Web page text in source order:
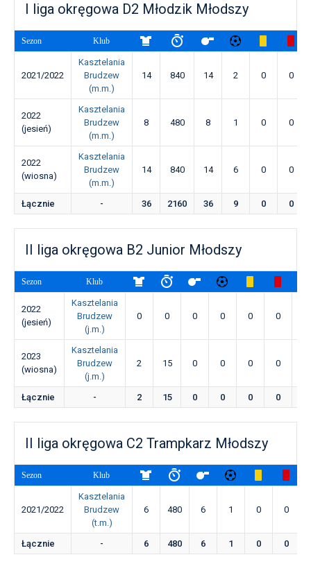
I liga okręgowa D2 Młodzik Młodszy
Sezon Klub
2021/2022
Kasztelania
Brudzew
(m.m.)
14 840 14 2 0 0
2022
(jesień)
Kasztelania
Brudzew
(m.m.)
8 480 8 1 0 0
2022
(wiosna)
Kasztelania
Brudzew
(m.m.)
14 840 14 6 0 0
Łącznie - 36 2160 36 9 0 0
II liga okręgowa B2 Junior Młodszy
Sezon Klub
2022
(jesień)
Kasztelania
Brudzew
(j.m.)
0 0 0 0 0 0
2023
(wiosna)
Kasztelania
Brudzew
(j.m.)
2 15 0 0 0 0
Łącznie - 2 15 0 0 0 0
II liga okręgowa C2 Trampkarz Młodszy
Sezon Klub
2021/2022
Kasztelania
Brudzew
(t.m.)
6 480 6 1 0 0
Łącznie - 6 480 6 1 0 0